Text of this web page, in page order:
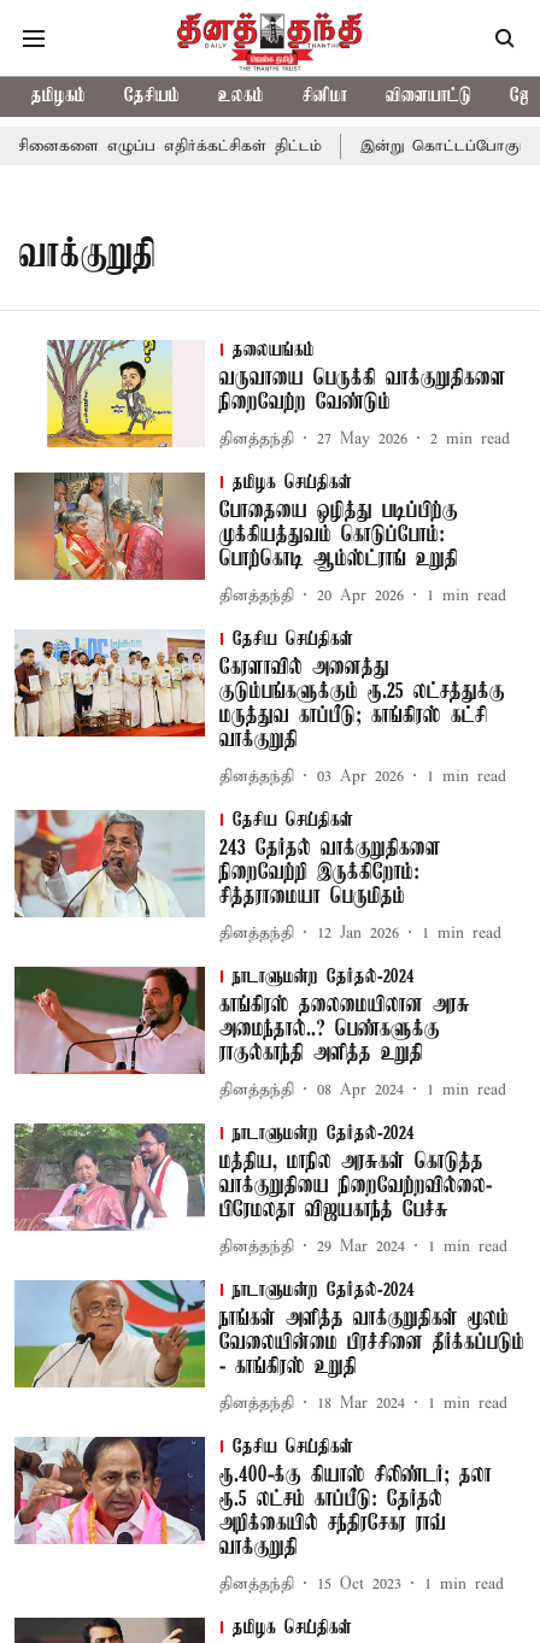
தமிழகம் தேசியம் உலகம் சினிமா விளையாட்டு
எழுப்ப எதிர்க்கட்சிகள் திட்டம் இன்று கொட்டப்போகும்
வாக்குறுதி
தலையங்கம்
வருவாயை பெருக்கி வாக்குறுதிகளை
நிறைவேற்ற வேண்டும்
தினத்தந்தி 27 May 2026 2 min read
தமிழக செய்திகள்
போதையை ஒழித்து படிப்பிற்கு
முக்கியத்துவம் கொடுப்போம்:
பொற்கொடி ஆம்ஸ்ட்ராங் உறுதி
தினத்தந்தி 20 Apr 2026 1 min read
தேசிய செய்திகள்
கேரளாவில் அனைத்து
குடும்பங்களுக்கும் ரூ.25 லட்சத்துக்கு
மருத்துவ காப்பீடு; காங்கிரஸ் கட்சி
வாக்குறுதி
தினத்தந்தி 03 Apr 2026 1 min read
தேசிய செய்திகள்
243 தேர்தல் வாக்குறுதிகளை
நிறைவேற்றி இருக்கிறோம்:
சித்தராமையா பெருமிதம்
தினத்தந்தி 12 Jan 2026 1 min read
நாடாளுமன்ற தேர்தல்-2024
காங்கிரஸ் தலைமையிலான அரசு
அமைந்தால்..? பெண்களுக்கு
ராகுல்காந்தி அளித்த உறுதி
தினத்தந்தி 08 Apr 2024 1 min read
நாடாளுமன்ற தேர்தல்-2024
மத்திய, மாநில அரசுகள் கொடுத்த
வாக்குறுதியை நிறைவேற்றவில்லை-
பிரேமலதா விஜயகாந்த் பேச்சு
தினத்தந்தி 29 Mar 2024 1 min read
நாடாளுமன்ற தேர்தல்-2024
நாங்கள் அளித்த வாக்குறுதிகள் மூலம்
வேலையின்மை பிரச்சினை தீர்க்கப்படும்
- காங்கிரஸ் உறுதி
தினத்தந்தி 18 Mar 2024 1 min read
தேசிய செய்திகள்
ரூ.400-க்கு கியாஸ் சிலிண்டர்; தலா
ரூ.5 லட்சம் காப்பீடு: தேர்தல்
அறிக்கையில் சந்திரசேகர ராவ்
வாக்குறுதி
தினத்தந்தி 15 Oct 2023 1 min read
தமிழக செய்திகள்